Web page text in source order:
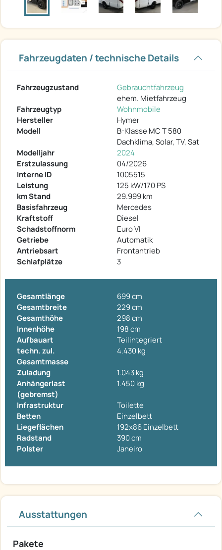
Fahrzeugdaten / technische Details
Fahrzeugzustand
Gebrauchtfahrzeug
ehem. Mietfahrzeug
Fahrzeugtyp
Wohnmobile
Hersteller
Hymer
Modell
B-Klasse MC T 580
Dachklima, Solar, TV, Sat
Modelljahr
2024
Erstzulassung
04/2026
Interne ID
1005515
Leistung
125 kW/170 PS
km Stand
29.999 km
Basisfahrzeug
Mercedes
Kraftstoff
Diesel
Schadstoffnorm
Euro VI
Getriebe
Automatik
Antriebsart
Frontantrieb
Schlafplätze
3
Gesamtlänge
699 cm
Gesamtbreite
229 cm
Gesamthöhe
298 cm
Innenhöhe
198 cm
Aufbauart
Teilintegriert
techn. zul.
Gesamtmasse
4.430 kg
Zuladung
1.043 kg
Anhängerlast
(gebremst)
1.450 kg
Infrastruktur
Toilette
Betten
Einzelbett
Liegeflächen
192x86 Einzelbett
Radstand
390 cm
Polster
Janeiro
Ausstattungen
Pakete